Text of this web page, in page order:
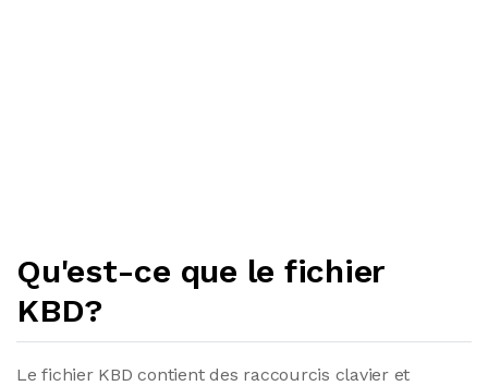
Qu'est-ce que le fichier
KBD?
Le fichier KBD contient des raccourcis clavier et